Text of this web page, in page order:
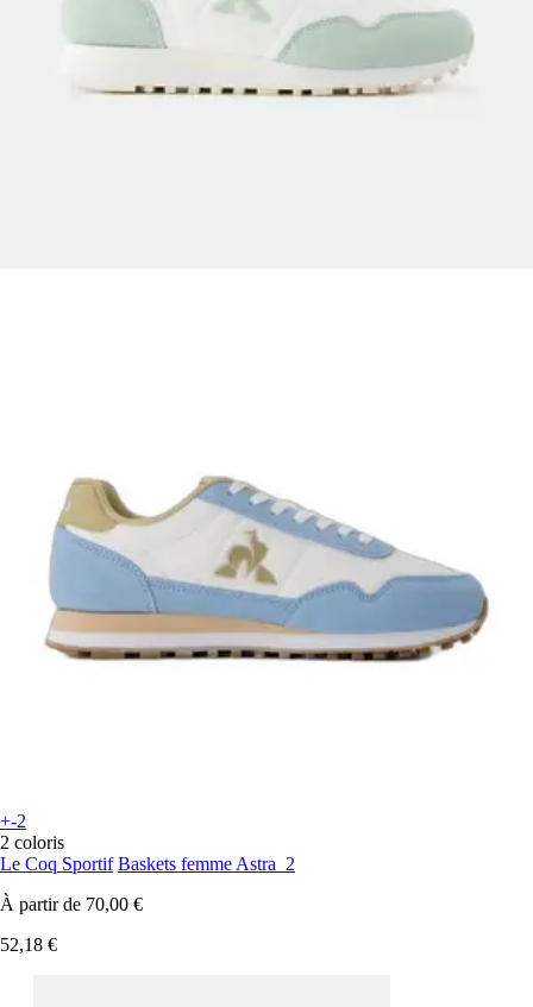
+-2
2 coloris
Le Coq Sportif Baskets femme Astra_2
À partir de 70,00 €
52,18 €